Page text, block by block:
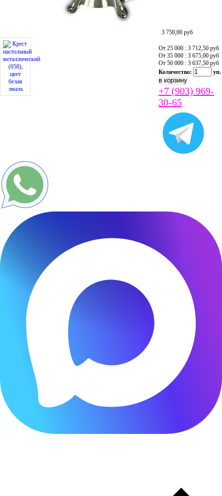
3 750,00 руб
От 25 000 : 3 712,50 руб
От 35 000 : 3 675,00 руб
От 50 000 : 3 637,50 руб
Количество:
уп.
+7 (903) 969-
30-65